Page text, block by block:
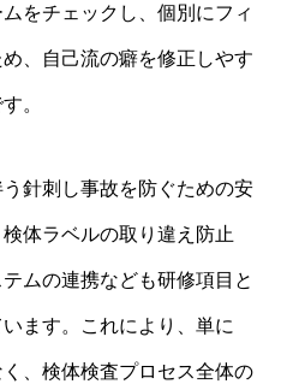
をチェックし、個別にフィ
、自己流の癖を修正しやす
。
針刺し事故を防ぐための安
体ラベルの取り違え防止
ムの連携なども研修項目と
ます。これにより、単に
く、検体検査プロセス全体の